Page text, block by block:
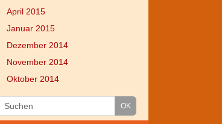
April 2015
Januar 2015
Dezember 2014
November 2014
Oktober 2014